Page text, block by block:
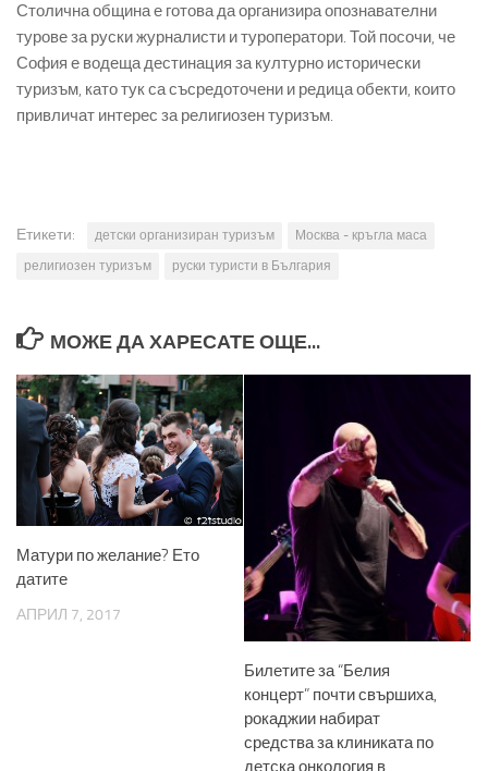
Столична община е готова да организира опознавателни
турове за руски журналисти и туроператори. Той посочи, че
София е водеща дестинация за културно исторически
туризъм, като тук са съсредоточени и редица обекти, които
привличат интерес за религиозен туризъм.
Етикети: детски организиран туризъм
Москва - кръгла маса
религиозен туризъм
руски туристи в България
МОЖЕ ДА ХАРЕСАТЕ ОЩЕ...
Матури по желание? Ето
датите
АПРИЛ 7, 2017
Билетите за “Белия
концерт” почти свършиха,
рокаджии набират
средства за клиниката по